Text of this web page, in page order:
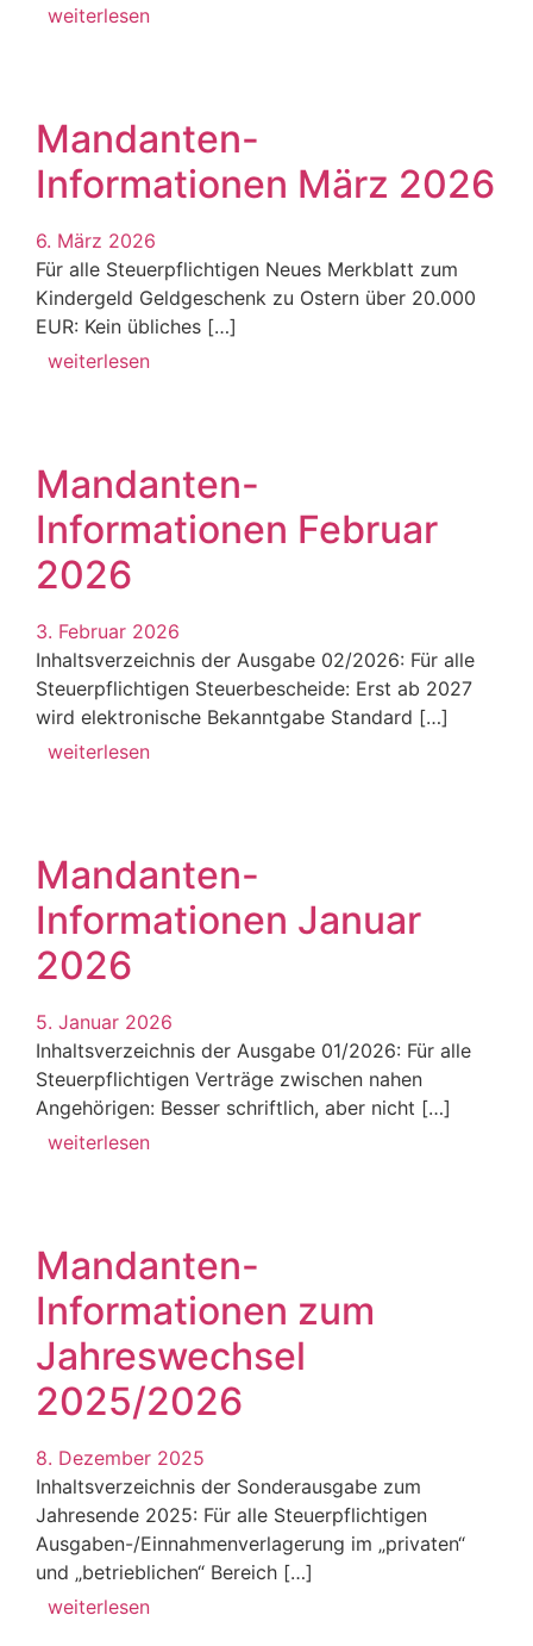
weiterlesen
Mandanten-
Informationen März 2026
6. März 2026
Für alle Steuerpflichtigen Neues Merkblatt zum
Kindergeld Geldgeschenk zu Ostern über 20.000
EUR: Kein übliches […]
weiterlesen
Mandanten-
Informationen Februar
2026
3. Februar 2026
Inhaltsverzeichnis der Ausgabe 02/2026: Für alle
Steuerpflichtigen Steuerbescheide: Erst ab 2027
wird elektronische Bekanntgabe Standard […]
weiterlesen
Mandanten-
Informationen Januar
2026
5. Januar 2026
Inhaltsverzeichnis der Ausgabe 01/2026: Für alle
Steuerpflichtigen Verträge zwischen nahen
Angehörigen: Besser schriftlich, aber nicht […]
weiterlesen
Mandanten-
Informationen zum
Jahreswechsel
2025/2026
8. Dezember 2025
Inhaltsverzeichnis der Sonderausgabe zum
Jahresende 2025: Für alle Steuerpflichtigen
Ausgaben-/Einnahmenverlagerung im „privaten“
und „betrieblichen“ Bereich […]
weiterlesen